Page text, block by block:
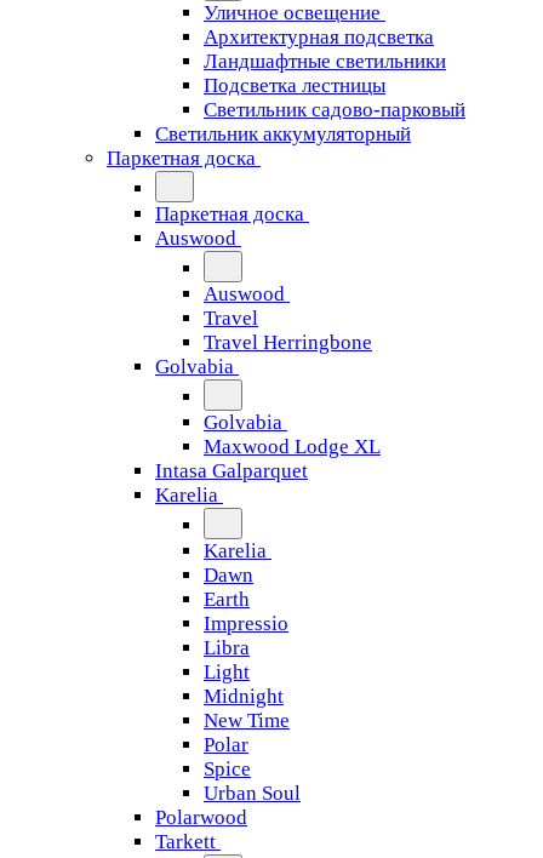
Уличное освещение
Архитектурная подсветка
Ландшафтные светильники
Подсветка лестницы
Светильник садово-парковый
Светильник аккумуляторный
Паркетная доска
Паркетная доска
Auswood
Auswood
Travel
Travel Herringbone
Golvabia
Golvabia
Maxwood Lodge XL
Intasa Galparquet
Karelia
Karelia
Dawn
Earth
Impressio
Libra
Light
Midnight
New Time
Polar
Spice
Urban Soul
Polarwood
Tarkett